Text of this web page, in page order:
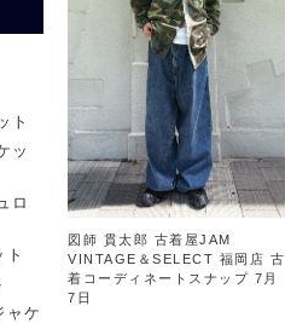
ト
ッ
ロ
ャケ
図師 貫太郎 古着屋JAM
VINTAGE＆SELECT 福岡店 古
着コーディネートスナップ 7月
7日